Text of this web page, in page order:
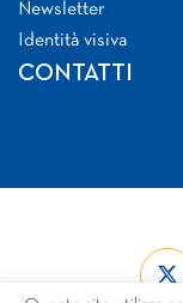
Newsletter
Identità visiva
CONTATTI